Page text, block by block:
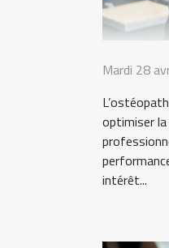
Mardi 28
optimiser
intérêt...